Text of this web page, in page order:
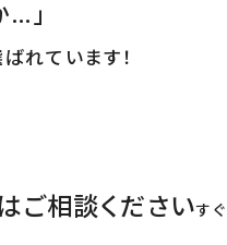
」
れています！
ご相談くださいす